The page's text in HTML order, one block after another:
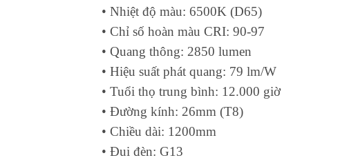
• Nhiệt độ màu: 6500K (D65)
• Chỉ số hoàn màu CRI: 90-97
• Quang thông: 2850 lumen
• Hiệu suất phát quang: 79 lm/W
• Tuổi thọ trung bình: 12.000 giờ
• Đường kính: 26mm (T8)
• Chiều dài: 1200mm
• Đui đèn: G13